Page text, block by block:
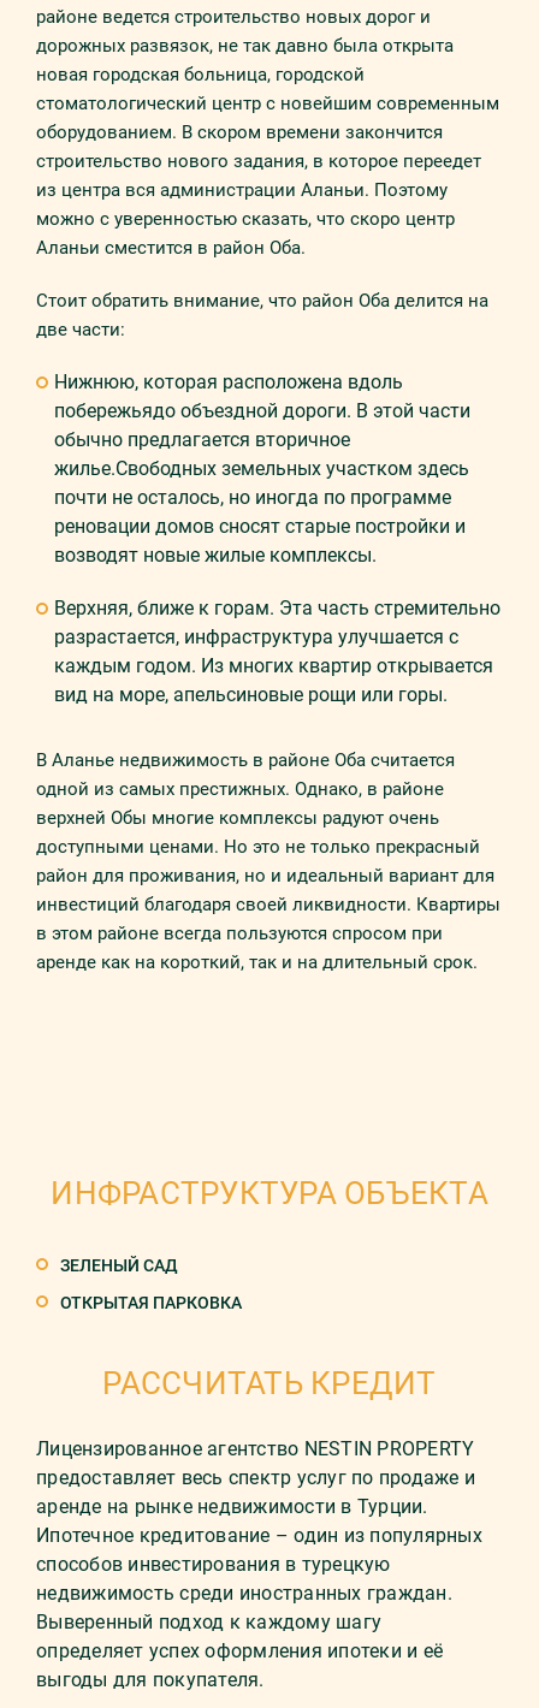
районе ведется строительство новых дорог и
дорожных развязок, не так давно была открыта
новая городская больница, городской
стоматологический центр с новейшим современным
оборудованием. В скором времени закончится
строительство нового задания, в которое переедет
из центра вся администрации Аланьи. Поэтому
можно с уверенностью сказать, что скоро центр
Аланьи сместится в район Оба.
Стоит обратить внимание, что район Оба делится на
две части:
Нижнюю, которая расположена вдоль
побережьядо объездной дороги. В этой части
обычно предлагается вторичное
жилье.Свободных земельных участком здесь
почти не осталось, но иногда по программе
реновации домов сносят старые постройки и
возводят новые жилые комплексы.
Верхняя, ближе к горам. Эта часть стремительно
разрастается, инфраструктура улучшается с
каждым годом. Из многих квартир открывается
вид на море, апельсиновые рощи или горы.
В Аланье недвижимость в районе Оба считается
одной из самых престижных. Однако, в районе
верхней Обы многие комплексы радуют очень
доступными ценами. Но это не только прекрасный
район для проживания, но и идеальный вариант для
инвестиций благодаря своей ликвидности. Квартиры
в этом районе всегда пользуются спросом при
аренде как на короткий, так и на длительный срок.
ИНФРАСТРУКТУРА ОБЪЕКТА
ЗЕЛЕНЫЙ САД
ОТКРЫТАЯ ПАРКОВКА
РАССЧИТАТЬ КРЕДИТ
Лицензированное агентство NESTIN PROPERTY
предоставляет весь спектр услуг по продаже и
аренде на рынке недвижимости в Турции.
Ипотечное кредитование – один из популярных
способов инвестирования в турецкую
недвижимость среди иностранных граждан.
Выверенный подход к каждому шагу
определяет успех оформления ипотеки и её
выгоды для покупателя.